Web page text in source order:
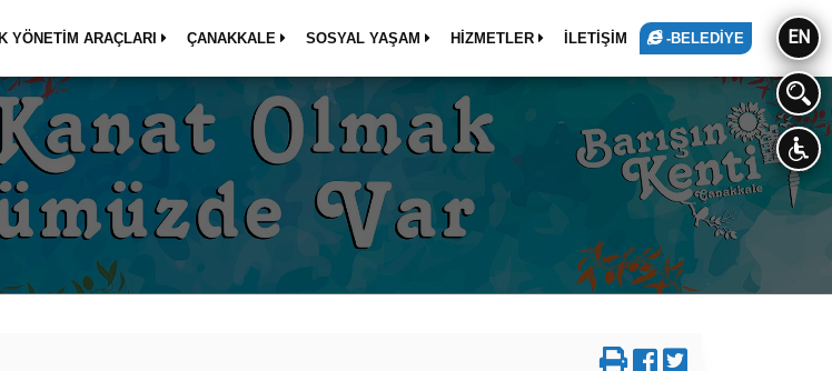
YÖNETİM ARAÇLARI ÇANAKKALE SOSYAL YAŞAM HİZMETLER İLETİŞİM -BELEDİYE EN